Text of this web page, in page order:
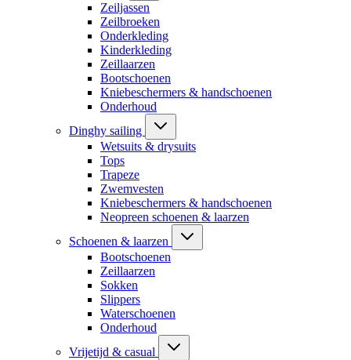
Zeiljassen
Zeilbroeken
Onderkleding
Kinderkleding
Zeillaarzen
Bootschoenen
Kniebeschermers & handschoenen
Onderhoud
Dinghy sailing
Wetsuits & drysuits
Tops
Trapeze
Zwemvesten
Kniebeschermers & handschoenen
Neopreen schoenen & laarzen
Schoenen & laarzen
Bootschoenen
Zeillaarzen
Sokken
Slippers
Waterschoenen
Onderhoud
Vrijetijd & casual